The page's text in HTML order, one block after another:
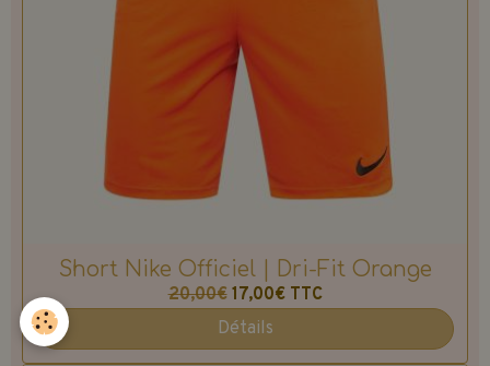
Short Nike Officiel | Dri-Fit Orange
20,00€ 17,00€ TTC
Détails